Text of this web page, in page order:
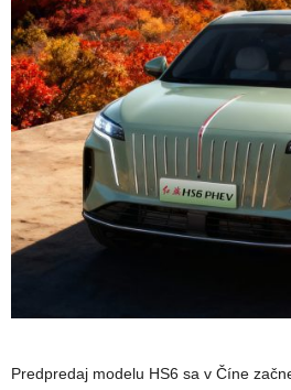
Predpredaj modelu HS6 sa v Číne